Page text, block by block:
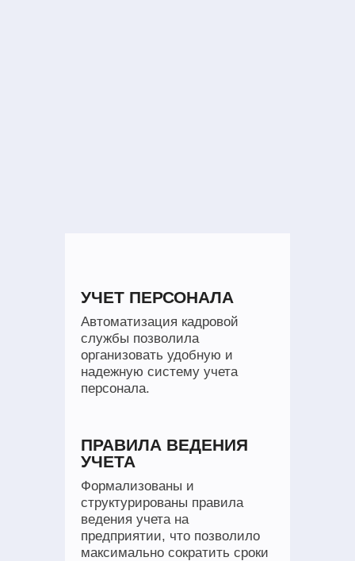
УЧЕТ ПЕРСОНАЛА
Автоматизация кадровой
службы позволила
организовать удобную и
надежную систему учета
персонала.
ПРАВИЛА ВЕДЕНИЯ
УЧЕТА
Формализованы и
структурированы правила
ведения учета на
предприятии, что позволило
максимально сократить сроки